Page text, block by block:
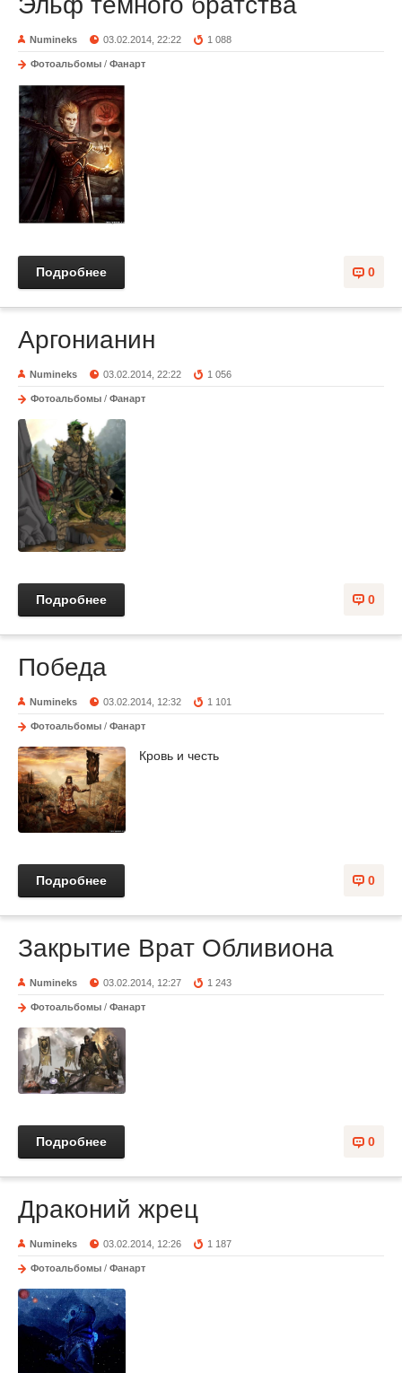
Numineks 03.02.2014, 22:22 1 088
Фотоальбомы / Фанарт
0
Подробнее
Аргонианин
Numineks 03.02.2014, 22:22 1 056
Фотоальбомы / Фанарт
0
Подробнее
Победа
Numineks 03.02.2014, 12:32 1 101
Фотоальбомы / Фанарт
Кровь и честь
0
Подробнее
Закрытие Врат Обливиона
Numineks 03.02.2014, 12:27 1 243
Фотоальбомы / Фанарт
0
Подробнее
Драконий жрец
Numineks 03.02.2014, 12:26 1 187
Фотоальбомы / Фанарт